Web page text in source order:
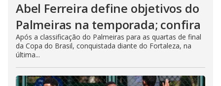
Abel Ferreira define objetivos do
Palmeiras na temporada; confira
Após a classificação do Palmeiras para as quartas de final
da Copa do Brasil, conquistada diante do Fortaleza, na
última...